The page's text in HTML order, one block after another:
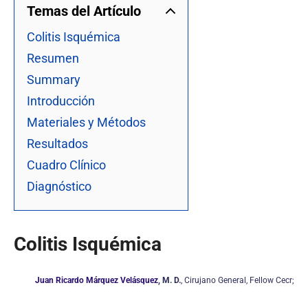
Temas del Artículo
Colitis Isquémica
Resumen
Summary
Introducción
Materiales y Métodos
Resultados
Cuadro Clínico
Diagnóstico
Colitis Isquémica
Juan Ricardo Márquez Velásquez, M. D., Cirujano General, Fellow Cecr;